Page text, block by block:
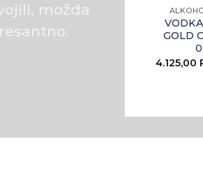
možda
GOLD
4.125,00